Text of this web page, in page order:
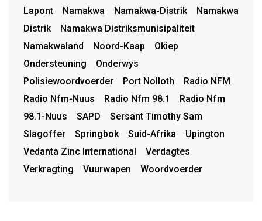
Lapont
Namakwa Namakwa-Distrik
Namakwa
Distrik
Namakwa Distriksmunisipaliteit
Namakwaland
Noord-Kaap
Okiep
Ondersteuning
Onderwys
Polisiewoordvoerder
Port Nolloth
Radio NFM
Radio Nfm-Nuus
Radio Nfm 98.1
Radio Nfm
98.1-Nuus
SAPD
Sersant Timothy Sam
Slagoffer
Springbok Suid-Afrika
Upington
Vedanta Zinc International
Verdagtes
Verkragting
Vuurwapen Woordvoerder